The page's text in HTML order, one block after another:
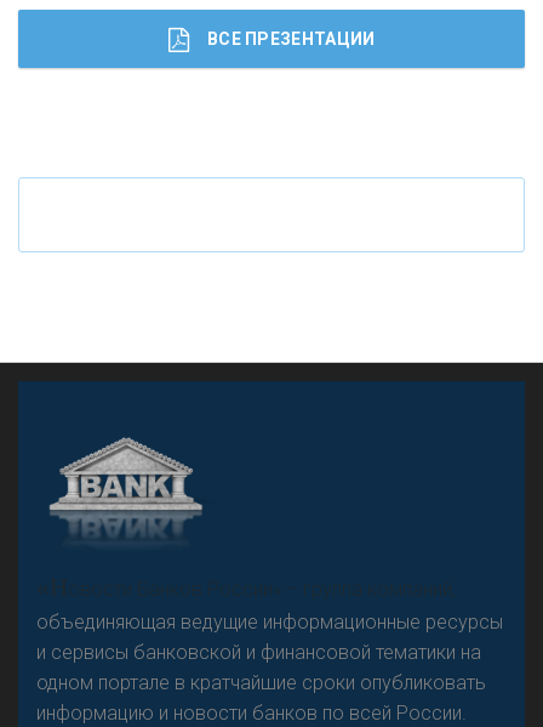
ВСЕ ПРЕЗЕНТАЦИИ
«Н
овости Банков России» – группа компаний,
объединяющая ведущие информационные ресурсы
и сервисы банковской и финансовой тематики на
одном портале в кратчайшие сроки опубликовать
информацию и новости банков по всей России.